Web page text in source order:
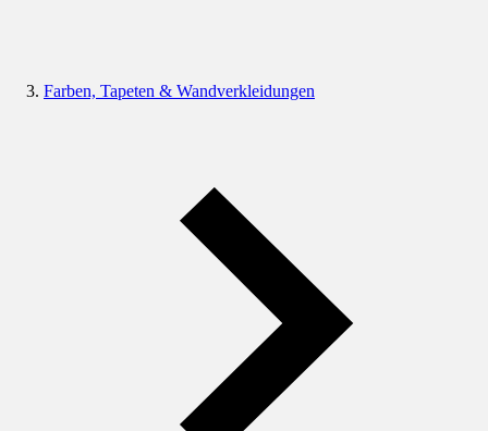
Farben, Tapeten & Wandverkleidungen